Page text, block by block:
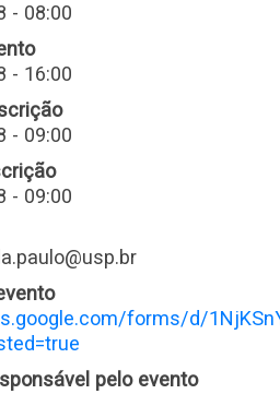
- 08:00
- 16:00
- 09:00
- 09:00
forms/d/
pelo evento